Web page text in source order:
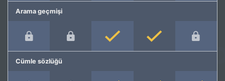
Arama geçmişi
Cümle sözlüğü